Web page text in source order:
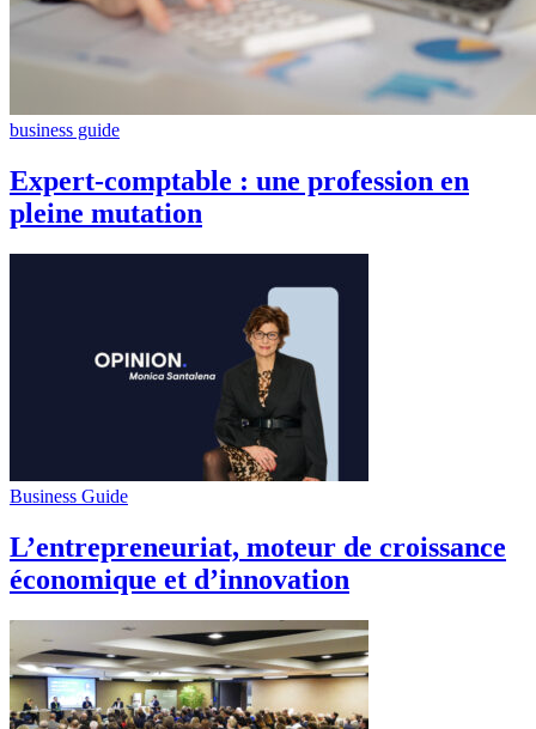
business guide
Expert-comptable : une profession en
pleine mutation
Business Guide
L’entrepreneuriat, moteur de croissance
économique et d’innovation